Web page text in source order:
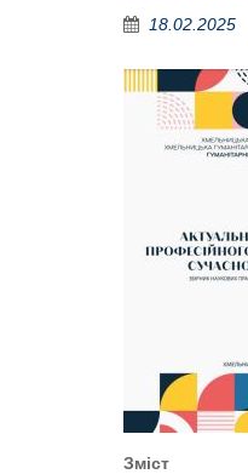
18.02.2025
Зміст